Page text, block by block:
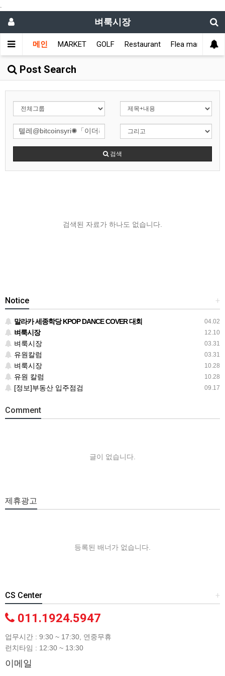
.
벼룩시장
메인 MARKET GOLF Restaurant Flea market
Post Search
검색
검색된 자료가 하나도 없습니다.
+
Notice
04.02
말라카 세종학당 KPOP DANCE COVER 대회
12.10
벼룩시장
03.31
벼룩시장
03.31
유원칼럼
10.28
벼룩시장
10.28
유원 칼럼
09.17
[정보]부동산 입주점검
Comment
글이 없습니다.
제휴광고
등록된 배너가 없습니다.
+
CS Center
011.1924.5947
업무시간 : 9:30 ~ 17:30, 연중무휴
런치타임 : 12:30 ~ 13:30
이메일